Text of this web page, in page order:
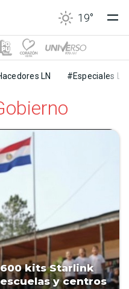
19°
LN #Especiales LN
kits Starlink
y centros